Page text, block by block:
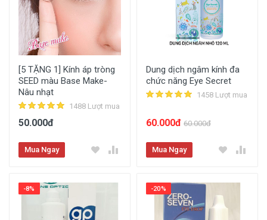
[5 TẶNG 1] Kính áp tròng
SEED màu Base Make-
Nâu nhạt
1488 Lượt mua
50.000đ
Mua Ngay
Dung dịch ngâm kính đa
chức năng Eye Secret
1458 Lượt mua
60.000đ 60.000đ
Mua Ngay
-8% -20%